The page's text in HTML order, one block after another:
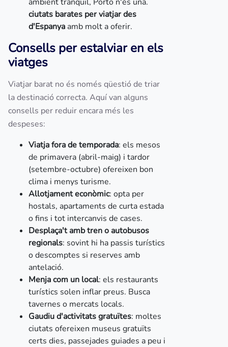
ciutats barates per viatjar des
d'Espanya amb molt a oferir.
Consells per estalviar en els
viatges
Viatjar barat no és només qüestió de triar
la destinació correcta. Aquí van alguns
consells per reduir encara més les
despeses:
Viatja fora de temporada: els mesos
de primavera (abril-maig) i tardor
(setembre-octubre) ofereixen bon
clima i menys turisme.
Allotjament econòmic: opta per
hostals, apartaments de curta estada
o fins i tot intercanvis de cases.
Desplaça't amb tren o autobusos
regionals: sovint hi ha passis turístics
o descomptes si reserves amb
antelació.
Menja com un local: els restaurants
turístics solen inflar preus. Busca
tavernes o mercats locals.
Gaudiu d'activitats gratuïtes: moltes
ciutats ofereixen museus gratuïts
certs dies, passejades guiades a peu i